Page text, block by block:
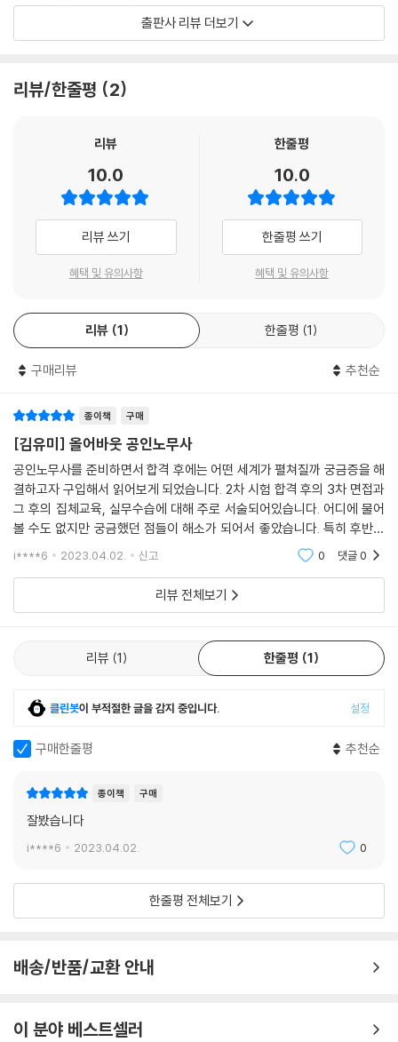
Q.041 연수교육을 받는다던데 ‘연수교육’이 무엇인가?
Q.042 연수교육 전체 일정은?
Q.045 제출해야 할 보고서도 많다고 하던데, 전체 스케줄에 따른 제출 양
Q.046 직무교육의 내용은 어떻게 구성되어 있는가?
Q.048 직무교육 교재가 따로 있는지? 그 내용은?
Q.049 직무교육의 시작일과 종료일은?
Q.050 직무교육 시작 시간과 종료 시간은?
Q.051 직무교육 총 시간은? 수료 인정 시간은?
Q.052 복학 및 개인 사정으로 연수교육(집체교육 + 수습)을 미루는 경우
분할해서 받을 수 있는 것인지? (예를 들어 제32회 공인노무사 시험에 합
격하여 직무교육은 2024년 1월에 시행하는 것을 받고, 기업체에 취직해
서 약 3~4년 간 일한 후 퇴직하고 나서 2028년에 수습을 받을 수 있는 것
Q.054 위의 경우(Q.053) 기수는 32기가 되는 것인지, 수습 받을 때 기
수가 되는 것인지?
Q.055 집체교육 비용이 있다던데 사실인지, 어느 정도 비용이 드는지?
Q.056 집체교육 때 식사는 어떻게 하는지?
Q.057 연수교육 수료식은 언제 하는 것인지?
Q.058 실무수습을 받을 수 있는 장소는?
Q.059 실무수습을 인정받을 수 있는 기관으로, 그 밖에 고용노동부 장관
Q.060 실무수습처를 구한 후 해야 할 일은?
Q.061 실무수습 시 배울 수 있는 업무의 내용은?
Q.063 수습을 반드시 동기들과 같은 기수에 받아야 하는 것인지?
Q.065 수습처는 어떻게 구하는 것인지?
Q.067 모집 공고가 나지 않은 노무법인에 찾아가도 되는지?
Q.068 수습처 면접 시 무엇을 주로 물어보는지?
Q.069 어떤 노무법인은 수습 노무사 면접 시 논술 시험도 본다고 하던데
Q.070 최종 합격자 발표 후 11월부터 바로 실무수습을 시작하는 경우 법
인에서 직무교육(집체교육) 때 시간을 빼주는지?
Q.073 수습처를 구하지 못하면 어떻게 되는지?
Q.076 대형 법인과 소형 법인의 장단점은?
저자 역시 2차 시험 합격자 발표 후, 합격의 기쁨을 누리는 것과 동시에 앞
많지 않았다. 선배 노무사님들 중에 이런 부분에 대해서 서술한 책이 있다
격생들의 요청에 따라 공인노무사 시험 2차 합격 후에 무엇을 하면서 지내
지에 대한 노하우를 전달하기 위해 본서를 출간하게 되었다.
저자는 공공기관 인사팀과 사기업 인사팀의 업무 경험이 있고, 공인노무사
자격증 취득 이후에는 우리나라에서 가장 오래 된 대형 법인 중 하나인 ‘우
리 노무법인’에서 다양한 업무를 수행해왔다. 현재는 ‘프라임 법학원’에서
으며 서강대 일반대학원 경영학과 인사조직 전공으로 석사학위를 받았다.
수험생 경험, 기업 경험, 노무법인 경험 등 다수의 경험을 통해 수험생 여러
분의 상황에 따른 조언을 이 책을 통해 아낌없이 해줄 수 있으리라 생각한
다.
본서는 3차 면접을 해설한 교과서가 아니다. 이 책은 공인노무사를 공부하
고 꿈꾸고 있는 수험생과, 2차 합격자를 위한 일종의 지침서이다. 시험에
합격했다고 해서 장밋빛 인생이 기다리고 있는 것이 아니다. 인생은 한 편
의 영화이기도 하지만, 시즌제 드라마라고 생각한다. 합격을 하게 되면 수
험 시즌의 드라마를 끝내고 또 다른 시즌의 드라마를 찍기 위한 새로운 차
원(장(場))의 문이 열리게 되는 것이다. 따라서 이 책에서는 각 챕터의 내
본서 출간을 위하여 협조를 아끼지 않은 도서출판 새흐름 이종은 부장님과
직원들에게 감사드린다. 19기 이영현, 20기 김형구, 20기 김은혜, 20기
근, 24기 유중현, 24기 윤지애, 24기 조익천, 25기 류호찬, 25기 이윤호,
26기 용꿈나라, 28기 박지향, 28기 성혜수, 29기 정태승 공인노무사님들
나갈 것을 약속하면서 여러분들의 건승을 기원한다.
2023. 01.
출판사 리뷰 더보기
리뷰/한줄평 2
리뷰
10.0
리뷰 쓰기
혜택 및 유의사항
한줄평
10.0
한줄평 쓰기
혜택 및 유의사항
리뷰 1 한줄평 1
구매리뷰 추천순
종이책 구매
[김유미] 올어바웃 공인노무사
공인노무사를 준비하면서 합격 후에는 어떤 세계가 펼쳐질까 궁금증을 해
결하고자 구입해서 읽어보게 되었습니다. 2차 시험 합격 후의 3차 면접과
그 후의 집체교육, 실무수습에 대해 주로 서술되어있습니다. 어디에 물어
볼 수도 없지만 궁금했던 점들이 해소가 되어서 좋았습니다. 특히 후반부
에 먼저 필드에 나가있는 선배들의 이야기를 수록해놓은 점이 인상 깊었습
i****6 2023.04.02. 신고 0 댓글0
리뷰 전체보기
리뷰 1 한줄평 1
클린봇이 부적절한 글을 감지 중입니다. 설정
구매한줄평 추천순
종이책 구매
잘봤습니다
i****6 2023.04.02. 0
한줄평 전체보기
배송/반품/교환 안내
이 분야 베스트셀러